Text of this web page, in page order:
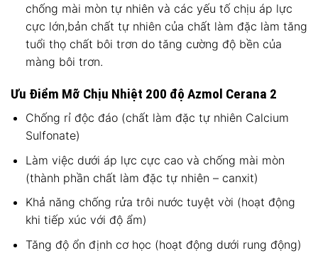
chống mài mòn tự nhiên và các yếu tố chịu áp lực
cực lớn,bản chất tự nhiên của chất làm đặc làm tăng
tuổi thọ chất bôi trơn do tăng cường độ bền của
màng bôi trơn.
Ưu Điểm Mỡ Chịu Nhiệt 200 độ Azmol Cerana 2
Chống rỉ độc đáo (chất làm đặc tự nhiên Calcium
Sulfonate)
Làm việc dưới áp lực cực cao và chống mài mòn
(thành phần chất làm đặc tự nhiên – canxit)
Khả năng chống rửa trôi nước tuyệt vời (hoạt động
khi tiếp xúc với độ ẩm)
Tăng độ ổn định cơ học (hoạt động dưới rung động)